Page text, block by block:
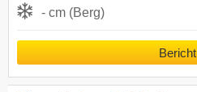
- cm (Berg)
Bericht